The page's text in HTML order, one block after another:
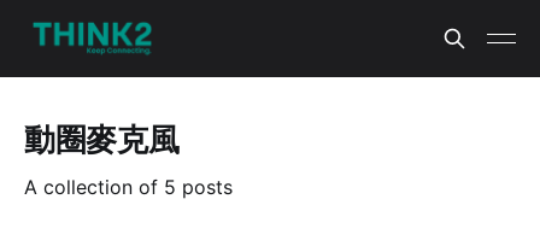
動圈麥克風
A collection of 5 posts